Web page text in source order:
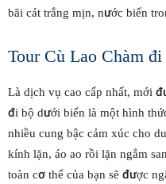
bãi cát trắng mịn, nước biển
Tour Cù Lao Chàm
Là dịch vụ cao cấp nhất, mới
đi bộ dưới biển là một hình
nhiều cung bậc cảm xúc cho
kính lặn, áo ao rồi lặn ngắm
toàn cơ thể của bạn sẽ được